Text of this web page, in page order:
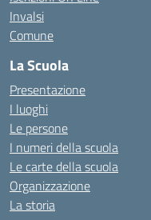
Invalsi
Comune
La Scuola
Presentazione
I luoghi
Le persone
I numeri della scuola
Le carte della scuola
Organizzazione
La storia